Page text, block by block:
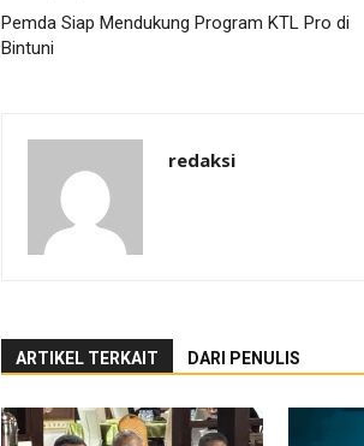
Pemda Siap Mendukung Program KTL Pro di
Bintuni
redaksi
ARTIKEL TERKAIT DARI PENULIS